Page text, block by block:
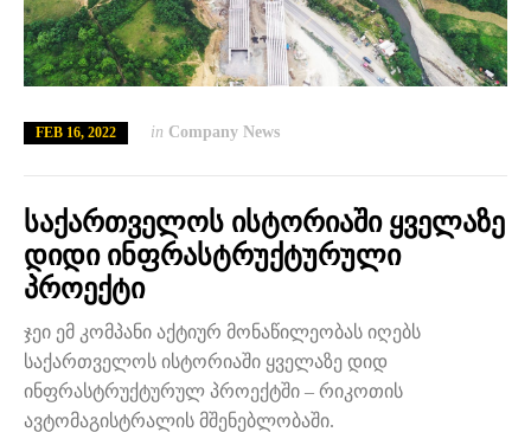
FEB 16, 2022 in Company News
საქართველოს ისტორიაში ყველაზე
დიდი ინფრასტრუქტურული
პროექტი
ჯეი ემ კომპანი აქტიურ მონაწილეობას იღებს
საქართველოს ისტორიაში ყველაზე დიდ
ინფრასტრუქტურულ პროექტში – რიკოთის
ავტომაგისტრალის მშენებლობაში.